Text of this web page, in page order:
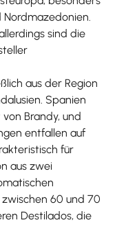
sind die
aus der Region
Spanien
Brandy, und
entfallen auf
für
aus zwei
60 und 70
Destilados, die